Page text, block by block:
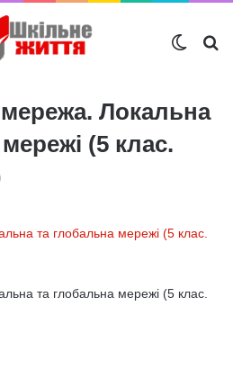
Локальна
(5 клас.
та глобальна мережі (5 клас.
та глобальна мережі (5 клас.